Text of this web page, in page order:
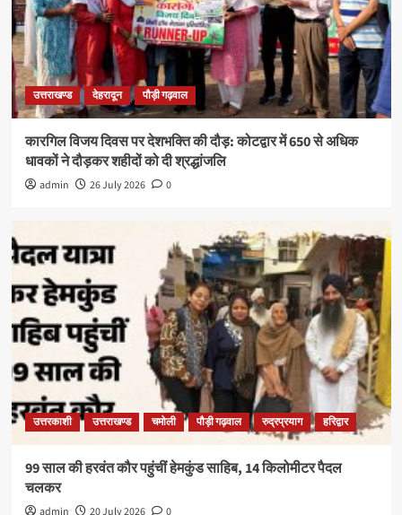
उत्तराखण्ड देहरादून पौड़ी गढ़वाल
कारगिल विजय दिवस पर देशभक्ति की दौड़: कोटद्वार में 650 से अधिक
धावकों ने दौड़कर शहीदों को दी श्रद्धांजलि
admin 26 July 2026 0
उत्तरकाशी उत्तराखण्ड चमोली पौड़ी गढ़वाल रुद्रप्रयाग हरिद्वार
99 साल की हरवंत कौर पहुंचीं हेमकुंड साहिब, 14 किलोमीटर पैदल
चलकर